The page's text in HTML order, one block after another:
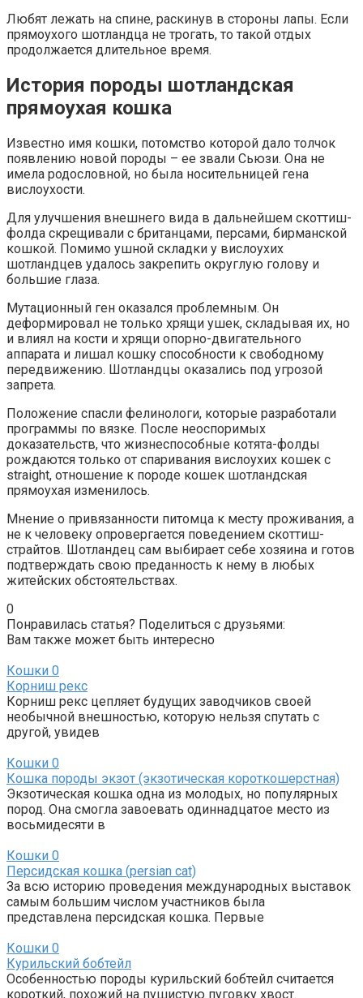
Любят лежать на спине, раскинув в стороны лапы. Если
прямоухого шотландца не трогать, то такой отдых
продолжается длительное время.
История породы шотландская
прямоухая кошка
Известно имя кошки, потомство которой дало толчок
появлению новой породы – ее звали Сьюзи. Она не
имела родословной, но была носительницей гена
вислоухости.
Для улучшения внешнего вида в дальнейшем скоттиш-
фолда скрещивали с британцами, персами, бирманской
кошкой. Помимо ушной складки у вислоухих
шотландцев удалось закрепить округлую голову и
большие глаза.
Мутационный ген оказался проблемным. Он
деформировал не только хрящи ушек, складывая их, но
и влиял на кости и хрящи опорно-двигательного
аппарата и лишал кошку способности к свободному
передвижению. Шотландцы оказались под угрозой
запрета.
Положение спасли фелинологи, которые разработали
программы по вязке. После неоспоримых
доказательств, что жизнеспособные котята-фолды
рождаются только от спаривания вислоухих кошек с
straight, отношение к породе кошек шотландская
прямоухая изменилось.
Мнение о привязанности питомца к месту проживания, а
не к человеку опровергается поведением скоттиш-
страйтов. Шотландец сам выбирает себе хозяина и готов
подтверждать свою преданность к нему в любых
житейских обстоятельствах.
0
Понравилась статья? Поделиться с друзьями:
Вам также может быть интересно
Кошки 0
Корниш рекс
Корниш рекс цепляет будущих заводчиков своей
необычной внешностью, которую нельзя спутать с
другой, увидев
Кошки 0
Кошка породы экзот (экзотическая короткошерстная)
Экзотическая кошка одна из молодых, но популярных
пород. Она смогла завоевать одиннадцатое место из
восьмидесяти в
Кошки 0
Персидская кошка (persian cat)
За всю историю проведения международных выставок
самым большим числом участников была
представлена персидская кошка. Первые
Кошки 0
Курильский бобтейл
Особенностью породы курильский бобтейл считается
короткий, похожий на пушистую пуговку хвост.